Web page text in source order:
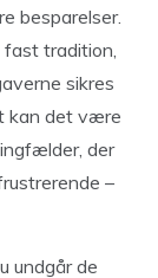
besparelser.
tradition,
sikres
kan det være
der
–
undgår de